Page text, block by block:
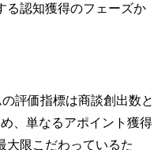
る認知獲得のフェーズか
評価指標は商談創出数と
、単なるアポイント獲得
大限こだわっているた